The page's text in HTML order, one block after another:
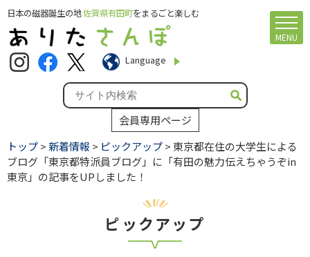
日本の磁器誕生の地佐賀県有田町をまるごと楽しむ
Language
会員専用ページ
トップ> 新着情報 > ピックアップ> 東京都在住の大学生による
ブログ「東京都特派員ブログ」に「有田の魅力伝えちゃうぞin
東京」の記事をUPしました！
ピックアップ
MENU